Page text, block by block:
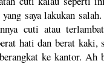
saya lakukan salah.
cuti atau terlamba
hati dan berat kaki,
ke kantor. Ah